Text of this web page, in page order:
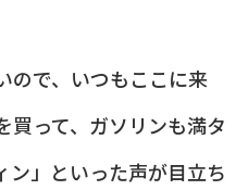
ので、いつもここに来
買って、ガソリンも満タ
ン」といった声が目立ち